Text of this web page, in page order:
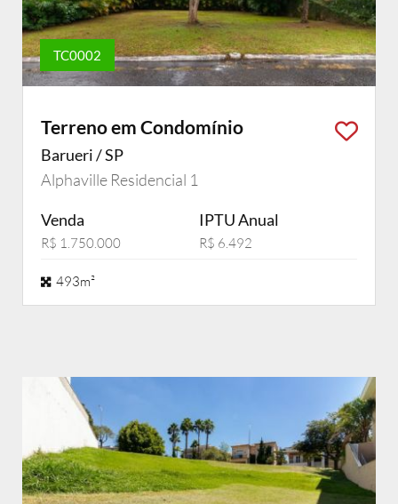
TC0002
Terreno em Condomínio
Barueri / SP
Alphaville Residencial 1
Venda
R$ 1.750.000
IPTU Anual
R$ 6.492
493m²